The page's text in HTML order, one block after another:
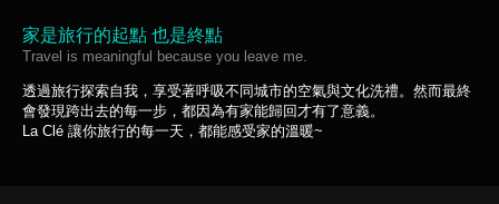
家是旅行的起點 也是終點
Travel is meaningful because you leave me.
透過旅行探索自我，享受著呼吸不同城市的空氣與文化洗禮。然而最終
會發現跨出去的每一步，都因為有家能歸回才有了意義。
La Clé 讓你旅行的每一天，都能感受家的溫暖~